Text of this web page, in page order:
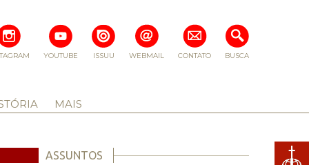
BUSCA
CONTATO
WEBMAIL
ISSUU
YOUTUBE
MAIS
ASSUNTOS